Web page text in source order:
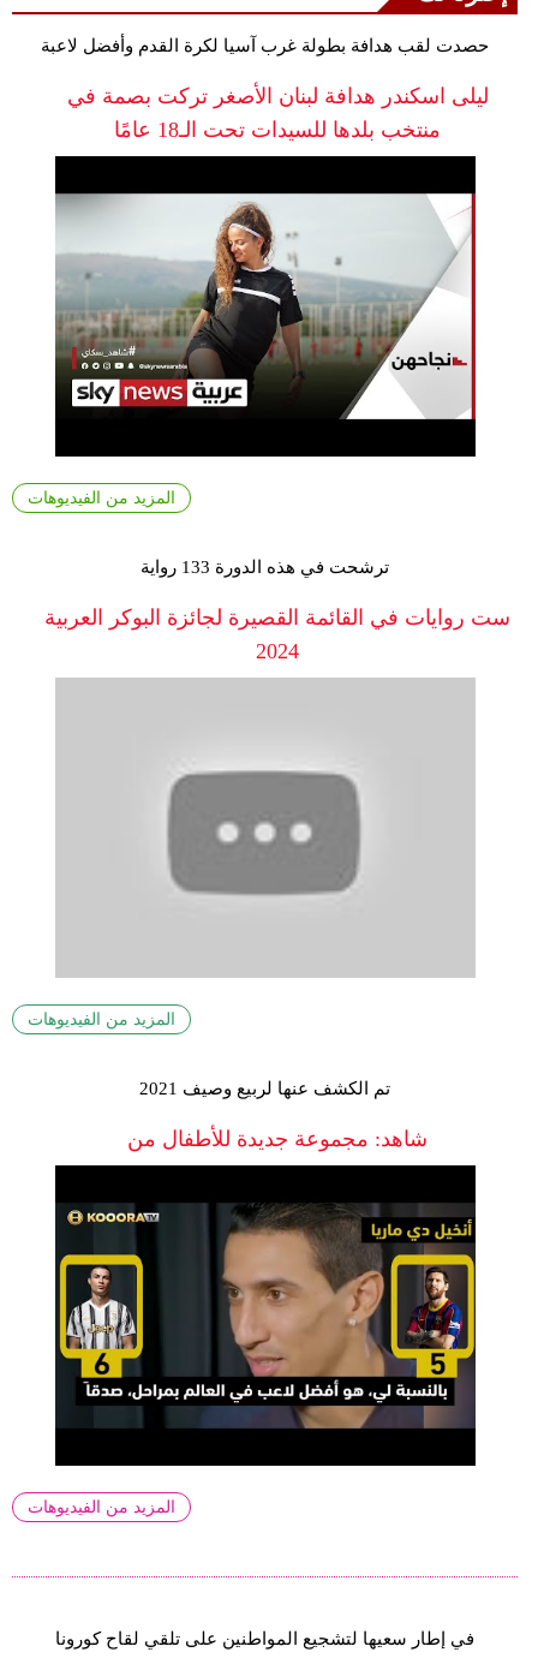
حصدت لقب هدافة بطولة غرب آسيا لكرة القدم وأفضل لاعبة
ليلى اسكندر هدافة لبنان الأصغر تركت بصمة في
منتخب بلدها للسيدات تحت الـ18 عامًا
المزيد من الفيديوهات
ترشحت في هذه الدورة 133 رواية
ست روايات في القائمة القصيرة لجائزة البوكر العربية
2024
المزيد من الفيديوهات
تم الكشف عنها لربيع وصيف 2021
شاهد: مجموعة جديدة للأطفال من
المزيد من الفيديوهات
في إطار سعيها لتشجيع المواطنين على تلقي لقاح كورونا